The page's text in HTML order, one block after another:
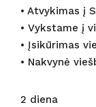
• Atvykimas į
• Vykstame į
• Įsikūrimas
• Nakvynė
2 diena